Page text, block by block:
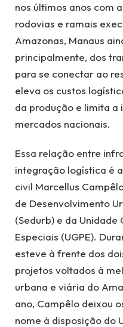
nos últimos anos com
rodovias e ramais
Amazonas, Manaus
principalmente, dos
para se conectar ao
eleva os custos
da produção e limita a
mercados nacionais.
Essa relação entre
integração logística é
civil Marcellus
de Desenvolvimento
(Sedurb) e da Unidade
Especiais (UGPE).
esteve à frente dos
projetos voltados à
urbana e viária do
ano, Campêlo deixou
nome à disposição do